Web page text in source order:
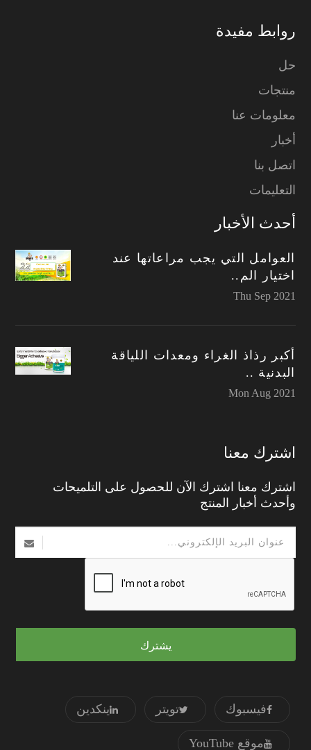
روابط مفيدة
حل
منتجات
معلومات عنا
أخبار
اتصل بنا
التعليمات
أحدث الأخبار
العوامل التي يجب مراعاتها عند
اختيار الم..
Thu Sep 2021
أكبر رذاذ الغراء ومعدات اللياقة
البدنية ..
Mon Aug 2021
اشترك معنا
اشترك معنا اشترك الآن للحصول على التلميحات
وأحدث أخبار المنتج
يشترك
فيسبوك تويتر ينكدين
موقع YouTube